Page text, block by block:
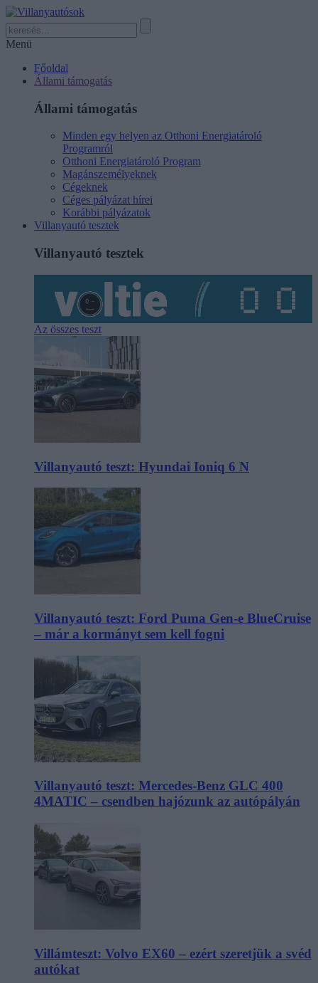
Menü
Főoldal
Állami támogatás
Állami támogatás
Minden egy helyen az Otthoni Energiatároló
Programról
Otthoni Energiatároló Program
Magánszemélyeknek
Cégeknek
Céges pályázat hírei
Korábbi pályázatok
Villanyautó tesztek
Villanyautó tesztek
Az összes teszt
Villanyautó teszt: Hyundai Ioniq 6 N
Villanyautó teszt: Ford Puma Gen-e BlueCruise
– már a kormányt sem kell fogni
Villanyautó teszt: Mercedes-Benz GLC 400
4MATIC – csendben hajózunk az autópályán
Villámteszt: Volvo EX60 – ezért szeretjük a svéd
autókat